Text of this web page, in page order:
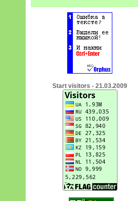
Start visitors - 21.03.2009